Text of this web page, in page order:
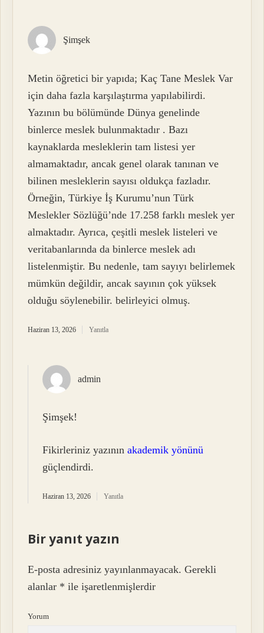
Şimşek
Metin öğretici bir yapıda; Kaç Tane Meslek Var
için daha fazla karşılaştırma yapılabilirdi.
Yazının bu bölümünde Dünya genelinde
binlerce meslek bulunmaktadır . Bazı
kaynaklarda mesleklerin tam listesi yer
almamaktadır, ancak genel olarak tanınan ve
bilinen mesleklerin sayısı oldukça fazladır.
Örneğin, Türkiye İş Kurumu’nun Türk
Meslekler Sözlüğü’nde 17.258 farklı meslek yer
almaktadır. Ayrıca, çeşitli meslek listeleri ve
veritabanlarında da binlerce meslek adı
listelenmiştir. Bu nedenle, tam sayıyı belirlemek
mümkün değildir, ancak sayının çok yüksek
olduğu söylenebilir. belirleyici olmuş.
Haziran 13, 2026 Yanıtla
admin
Şimşek!
Fikirleriniz yazınınakademik yönünü
güçlendirdi.
Haziran 13, 2026 Yanıtla
Bir yanıt yazın
E-posta adresiniz yayınlanmayacak. Gerekli
alanlar * ile işaretlenmişlerdir
Yorum